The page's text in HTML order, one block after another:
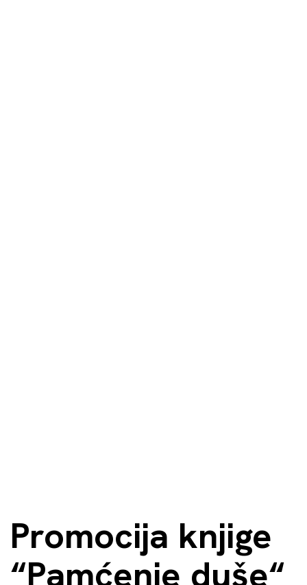
Promocija knjige
“Pamćenje duše“